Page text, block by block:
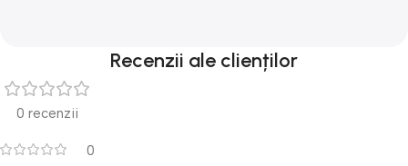
Recenzii ale clienților
0 recenzii
0